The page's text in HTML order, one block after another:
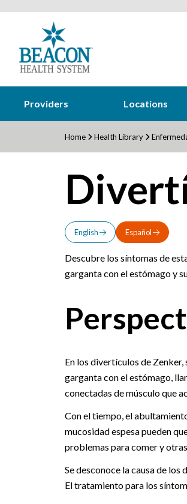
Providers Locations
Home Health Library
English Español
Descubre los síntomas de
garganta con el estómago y
En los divertículos de
garganta con el estómago,
conectadas de músculo que
Con el tiempo, el
mucosidad espesa pueden
problemas para comer y
Se desconoce la causa de los
El tratamiento para los